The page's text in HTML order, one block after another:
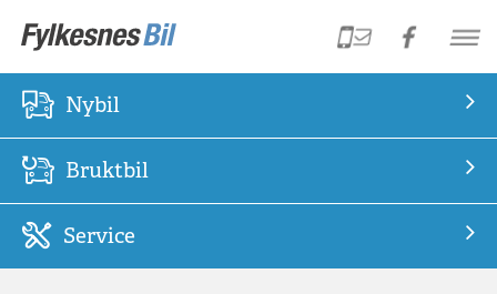
Nybil
Bruktbil
Service